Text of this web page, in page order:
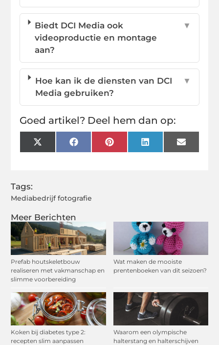
Meer Berichten
Prefab houtskeletbouw
realiseren met vakmanschap en
slimme voorbereiding
Wat maken de mooiste
prentenboeken van dit seizoen?
Koken bij diabetes type 2:
recepten slim aanpassen
Waarom een olympische
halterstang en halterschijven
Biedt DCI Media ook
videoproductie en montage
aan?
▼
Hoe kan ik de diensten van DCI
Media gebruiken?
▼
Goed artikel? Deel hem dan op:
X
(Twitter)
FacebookPinterestLinkedInEmail
Tags:
Mediabedrijf fotografie